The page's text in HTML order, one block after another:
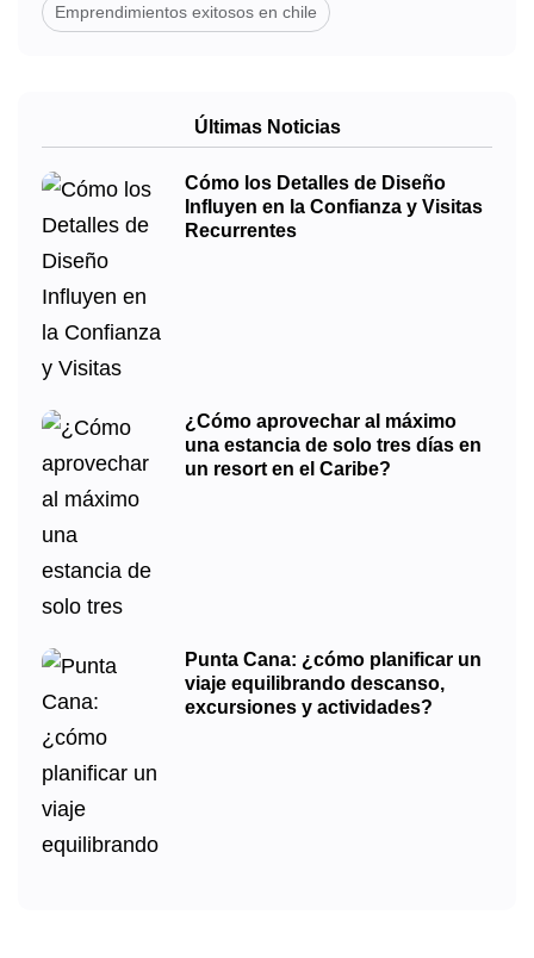
Emprendimientos exitosos en chile
Últimas Noticias
Cómo los Detalles de Diseño
Influyen en la Confianza y Visitas
Recurrentes
¿Cómo aprovechar al máximo
una estancia de solo tres días en
un resort en el Caribe?
Punta Cana: ¿cómo planificar un
viaje equilibrando descanso,
excursiones y actividades?